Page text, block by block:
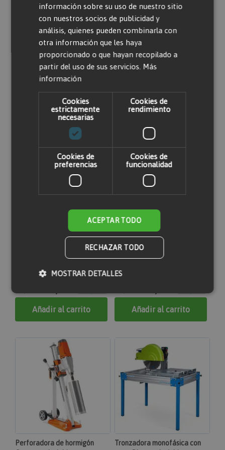
Solo usuarios registrados pueden escribir
comentarios. Por favor,iniciar sesiónocrear
una cuenta
Productos relacionados
Cortadora de suelo de
gasolina 125 mm Sin disco
Añadir al carrito
Rozadora 1950 W Discos no
incluidos
Añadir al carrito
Perforadora de hormigón
Tronzadora monofásica con
información sobre su uso de nuestro sitio
con nuestros socios de publicidad y
análisis, quienes pueden combinarla con
otra información que les haya
proporcionado o que hayan recopilado a
partir del uso de sus servicios. Más
información
Cookies
estrictamente
necesarias
Cookies de
rendimiento
Cookies de
preferencias
Cookies de
funcionalidad
ACEPTAR TODO
RECHAZAR TODO
MOSTRAR DETALLES
Cookies estrictamente necesarias
Cookies de funcionalidad
Las cookies estrictamente necesarias permiten la
funcionalidad principal del sitio web, como el inicio
de sesión de usuario y la gestión de cuentas. El sitio
web no se puede utilizar correctamente sin las
cookies estrictamente necesarias.
Nombre
Proveedor
/Dominio
section_data_ids
www.maquinasonline.com